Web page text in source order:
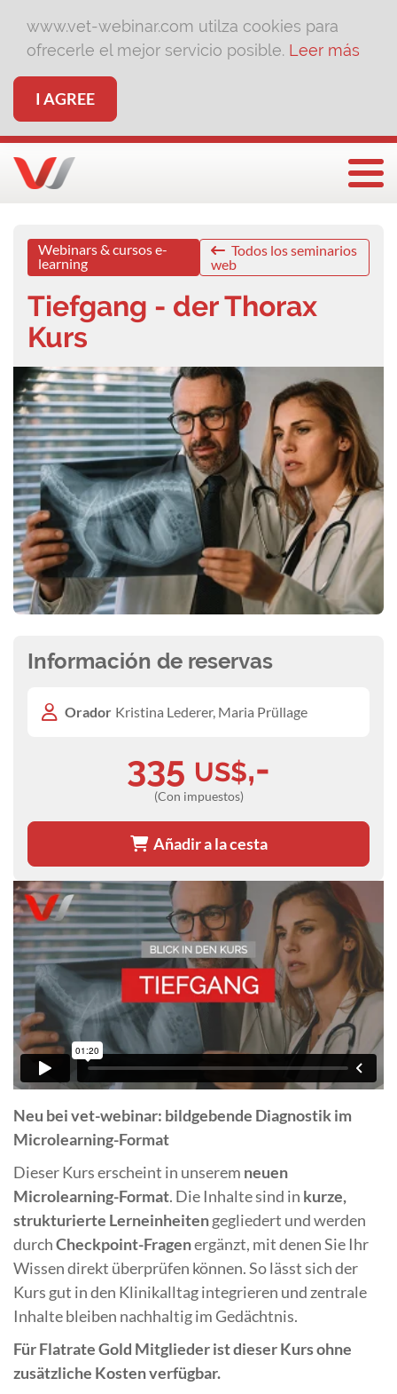
www.vet-webinar.com utilza cookies para
ofrecerle el mejor servicio posible. Leer más
I AGREE
Webinars & cursos e-
learning
Todos los seminarios
web
Tiefgang - der Thorax
Kurs
Neu bei vet-webinar: bildgebende Diagnostik im
Microlearning-Format
Dieser Kurs erscheint in unserem neuen
Microlearning-Format. Die Inhalte sind in kurze,
strukturierte Lerneinheitengegliedert und werden
durchCheckpoint-Fragenergänzt, mit denen Sie Ihr
Wissen direkt überprüfen können. So lässt sich der
Kurs gut in den Klinikalltag integrieren und zentrale
Inhalte bleiben nachhaltig im Gedächtnis.
Für Flatrate Gold Mitglieder ist dieser Kurs ohne
zusätzliche Kosten verfügbar.
Información de reservas
Orador Kristina Lederer, Maria Prüllage
335 US$,-
(Con impuestos)
Añadir a la cesta